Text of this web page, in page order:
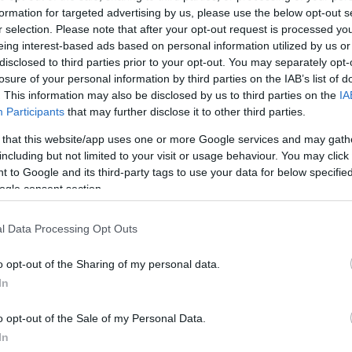
for targeted advertising by us, please use the below opt-out
selection. Please note that after your opt-out request is processed
interest-based ads based on personal information utilized by us
to third parties prior to your opt-out. You may separately
of your personal information by third parties on the IAB’s list of
This information may also be disclosed by us to third parties on the
Participants that may further disclose it to other third parties.
that this website/app uses one or more Google services and may
but not limited to your visit or usage behaviour. You may
to Google and its third-party tags to use your data for below
consent section.
Data Processing Opt Outs
opt-out of the Sharing of my personal data.
opt-out of the Sale of my Personal Data.
με 6 ριμπάουντ στο Game 3 και 11 πόντους με 10
4, δείχνοντας πόσο σημαντικός είναι για την
μέσο όρο στην εφετινή Euroleague 8,2 πόντους
βολές), 5,8 ριμπάουντ και 14,4 μονάδες στο σύστημα
ΔΙΑΦΗΜΙΣΗ